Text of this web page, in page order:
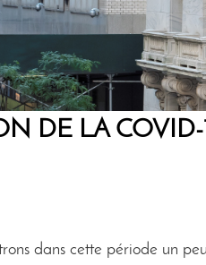
DE LA
dans cette période un